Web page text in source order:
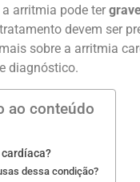
arritmia pode ter
devem ser
sobre a arritmia
diagnóstico.
ao conteúdo
dessa condição?